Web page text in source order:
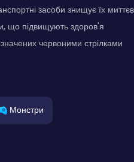
засоби знищує їх
що підвищують здоров'я
червоними стрілками
Монстри